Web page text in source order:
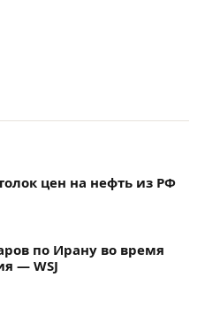
цен на нефть из РФ
по Ирану во время
— WSJ